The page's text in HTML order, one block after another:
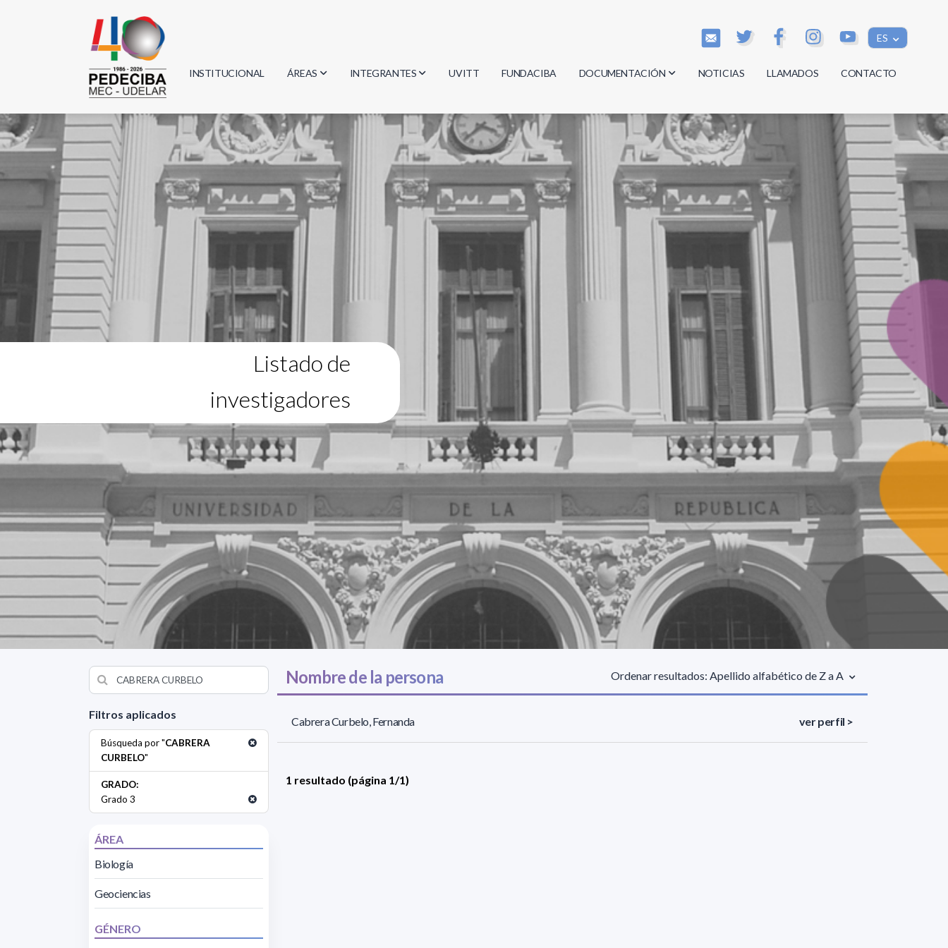
ES
INSTITUCIONAL ÁREAS
Biología
Física
Geociencias
Informática
Matemática
Química
INTEGRANTES
Investigadores
Estudiantes
Egresados
UVITT FUNDACIBA DOCUMENTACIÓN
Actas
Reglamentos
Documentos
NOTICIAS LLAMADOS CONTACTO
Listado de
investigadores
Filtros aplicados
Búsqueda por "CABRERA
CURBELO"
GRADO:
Grado 3
ÁREA
Biología
Geociencias
GÉNERO
Nombre de la persona Ordenar resultados: Apellido alfabético de Z a A
Cabrera Curbelo, Fernanda ver perfil >
1 resultado (página 1/1)